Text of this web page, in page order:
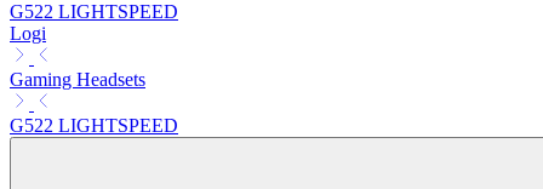
G522 LIGHTSPEED
Logi
Gaming Headsets
G522 LIGHTSPEED